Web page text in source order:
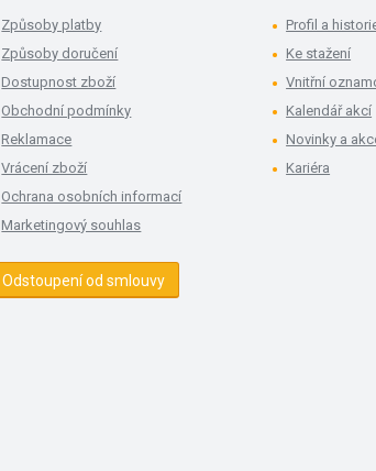
Způsoby platby
Způsoby doručení
Dostupnost zboží
Obchodní podmínky
Reklamace
Vrácení zboží
Ochrana osobních informací
Marketingový souhlas
Odstoupení od smlouvy
Profil a
Ke stažení
Vnitřní
Kalendář akcí
Novinky a
Kariéra